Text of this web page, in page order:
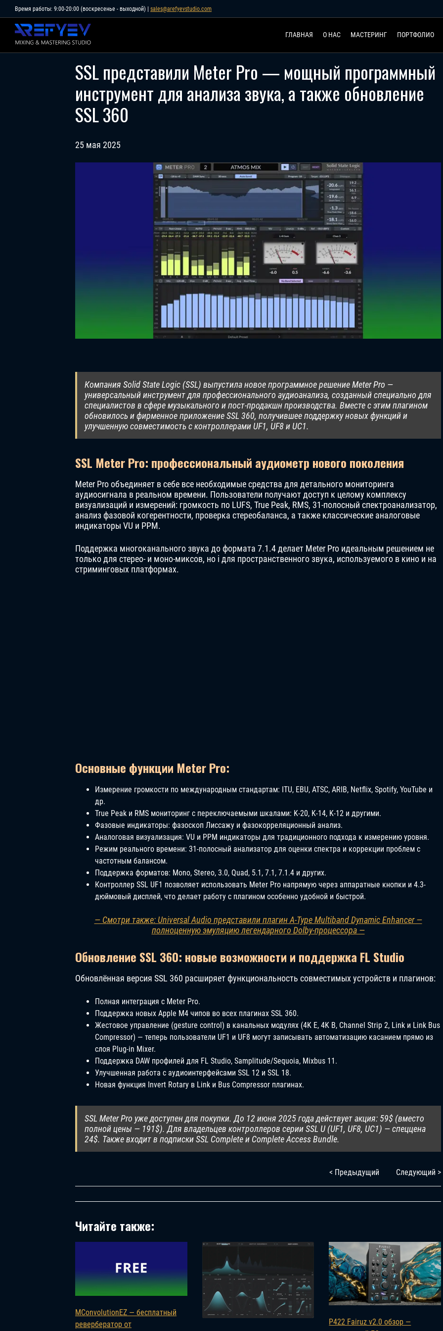
to
content
Время работы: 9:00-20:00 (воскресенье - выходной) | sales@arefyevstudio.com
ГЛАВНАЯ О НАС МАСТЕРИНГ ПОРТФОЛИО
SSL представили Meter Pro — мощный программный
инструмент для анализа звука, а также обновление
SSL 360
25 мая 2025
Компания Solid State Logic (SSL) выпустила новое программное решение Meter Pro —
универсальный инструмент для профессионального аудиоанализа, созданный специально для
специалистов в сфере музыкального и пост-продакшн производства. Вместе с этим плагином
обновилось и фирменное приложение SSL 360, получившее поддержку новых функций и
улучшенную совместимость с контроллерами UF1, UF8 и UC1.
SSL Meter Pro: профессиональный аудиометр нового поколения
Meter Pro объединяет в себе все необходимые средства для детального мониторинга
аудиосигнала в реальном времени. Пользователи получают доступ к целому комплексу
визуализаций и измерений: громкость по LUFS, True Peak, RMS, 31-полосный спектроанализатор,
анализ фазовой когерентности, проверка стереобаланса, а также классические аналоговые
индикаторы VU и PPM.
Поддержка многоканального звука до формата 7.1.4 делает Meter Pro идеальным решением не
только для стерео- и моно-миксов, но і для пространственного звука, используемого в кино и на
стриминговых платформах.
Основные функции Meter Pro:
Измерение громкости по международным стандартам: ITU, EBU, ATSC, ARIB, Netflix, Spotify, YouTube и
др.
True Peak и RMS мониторинг с переключаемыми шкалами: K-20, K-14, K-12 и другими.
Фазовые индикаторы: фазоскоп Лиссажу и фазокорреляционный анализ.
Аналоговая визуализация: VU и PPM индикаторы для традиционного подхода к измерению уровня.
Режим реального времени: 31-полосный анализатор для оценки спектра и коррекции проблем с
частотным балансом.
Поддержка форматов: Mono, Stereo, 3.0, Quad, 5.1, 7.1, 7.1.4 и других.
Контроллер SSL UF1 позволяет использовать Meter Pro напрямую через аппаратные кнопки и 4.3-
дюймовый дисплей, что делает работу с плагином особенно удобной и быстрой.
— Смотри также: Universal Audio представили плагин A‑Type Multiband Dynamic Enhancer —
полноценную эмуляцию легендарного Dolby-процессора —
Обновление SSL 360: новые возможности и поддержка FL Studio
Обновлённая версия SSL 360 расширяет функциональность совместимых устройств и плагинов:
Полная интеграция с Meter Pro.
Поддержка новых Apple M4 чипов во всех плагинах SSL 360.
Жестовое управление (gesture control) в канальных модулях (4K E, 4K B, Channel Strip 2, Link и Link Bus
Compressor) — теперь пользователи UF1 и UF8 могут записывать автоматизацию касанием прямо из
слоя Plug-in Mixer.
Поддержка DAW профилей для FL Studio, Samplitude/Sequoia, Mixbus 11.
Улучшенная работа с аудиоинтерфейсами SSL 12 и SSL 18.
Новая функция Invert Rotary в Link и Bus Compressor плагинах.
SSL Meter Pro уже доступен для покупки. До 12 июня 2025 года действует акция: 59$ (вместо
полной цены — 191$). Для владельцев контроллеров серии SSL U (UF1, UF8, UC1) — спеццена
24$. Также входит в подписки SSL Complete и Complete Access Bundle.
< Предыдущий Следующий >
Читайте также:
MConvolutionEZ — бесплатный
ревербератор от
P422 Fairuz v2.0 обзор —